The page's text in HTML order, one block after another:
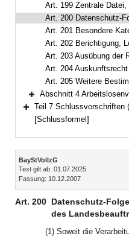
Art. 199 Zentrale
Art. 200 Datenschutz-
Art. 201 Besondere
Art. 202 Berichtigung,
Art. 203 Ausübung der
Art. 204
Art. 205 Weitere
Bereich erweitern
Abschnitt 4
Bereich erweitern
Teil 7 Schlussvorschriften
[Schlussformel]
Inhalt
BayStVollzG
Text gilt ab: 01.07.2025
Fassung: 10.12.2007
Art. 200 Datenschutz-
des
(1) Soweit die